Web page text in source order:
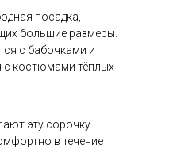
посадка,
большие размеры.
с бабочками и
с костюмами тёплых
эту сорочку
в течение